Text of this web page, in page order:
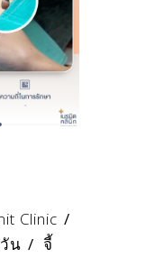
Clinic
น / จี้